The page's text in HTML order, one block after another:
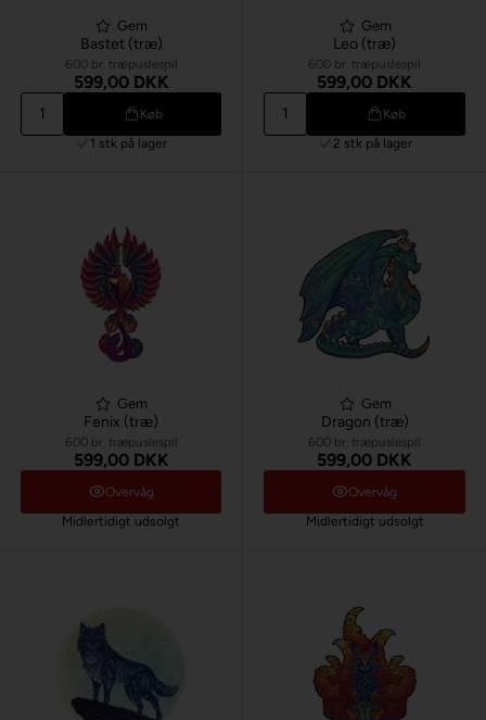
Gem
Bastet (træ)
600 br. træpuslespil
599,00 DKK
Køb
1 stk på lager
Gem
Leo (træ)
600 br. træpuslespil
599,00 DKK
Køb
2 stk på lager
Gem
Fenix (træ)
600 br. træpuslespil
599,00 DKK
Overvåg
Midlertidigt udsolgt
Gem
Dragon (træ)
600 br. træpuslespil
599,00 DKK
Overvåg
Midlertidigt udsolgt